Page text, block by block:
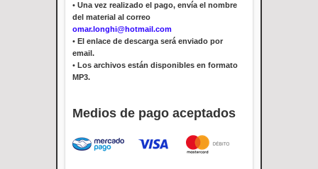
• Una vez realizado el pago, envía el nombre
del material al correo
omar.longhi@hotmail.com
• El enlace de descarga será enviado por
email.
• Los archivos están disponibles en formato
MP3.
Medios de pago aceptados